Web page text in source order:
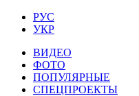
РУС
УКР
ВИДЕО
ФОТО
ПОПУЛЯРНЫЕ
СПЕЦПРОЕКТЫ